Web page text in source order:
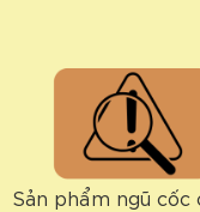
Sản phẩm ngũ